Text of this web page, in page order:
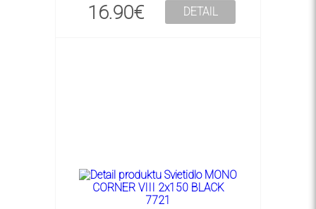
16.90€ DETAIL